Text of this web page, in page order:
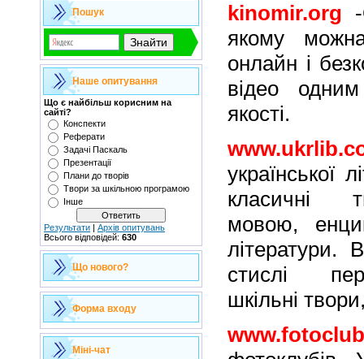
Пошук
Наше опитування
Що є найбільш корисним на
сайті?
Конспекти
Реферати
Задачі Паскаль
Презентації
Плани до творів
Твори за шкільною програмою
Інше
Результати | Архів опитувань
Всього відповідей: 630
Що нового?
Форма входу
Міні-чат
kinomir.org
якому
онлайн і
відео
якості.
української
класичні
мовою,
літератури.
стислі
шкільні